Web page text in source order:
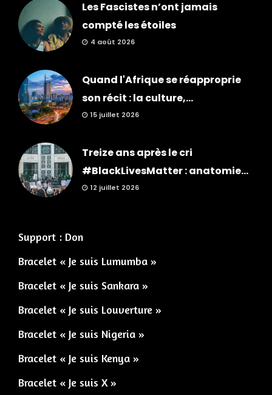
Les Fascistes n’ont jamais
compté les étoiles
4 août 2026
Quand l'Afrique se réapproprie
son récit : la culture,...
15 juillet 2026
Treize ans après le cri
#BlackLivesMatter : anatomie...
12 juillet 2026
Support : Don
Bracelet « Je suis Lumumba »
Bracelet « Je suis Sankara »
Bracelet « Je suis Louverture »
Bracelet « Je suis Nigeria »
Bracelet « Je suis Kenya »
Bracelet « Je suis X »